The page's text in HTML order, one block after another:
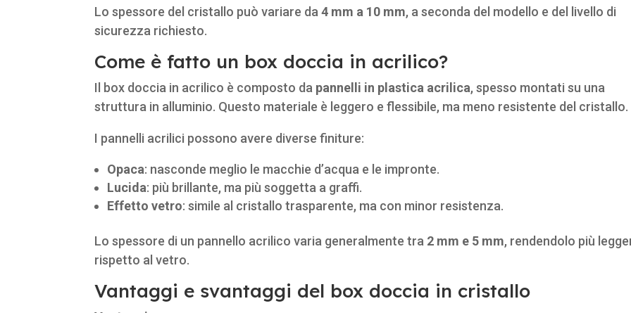
Lo spessore del cristallo può variare da4 mm a 10 mm, a seconda del modello e del livello di
sicurezza richiesto.
Come è fatto un box doccia in acrilico?
Il box doccia in acrilico è composto da pannelli in plastica acrilica, spesso montati su una
struttura in alluminio. Questo materiale è leggero e flessibile, ma meno resistente del cristallo.
I pannelli acrilici possono avere diverse finiture:
Opaca: nasconde meglio le macchie d’acqua e le impronte.
Lucida: più brillante, ma più soggetta a graffi.
Effetto vetro: simile al cristallo trasparente, ma con minor resistenza.
Lo spessore di un pannello acrilico varia generalmente tra 2 mm e 5 mm, rendendolo più
rispetto al vetro.
Vantaggi e svantaggi del box doccia in cristallo